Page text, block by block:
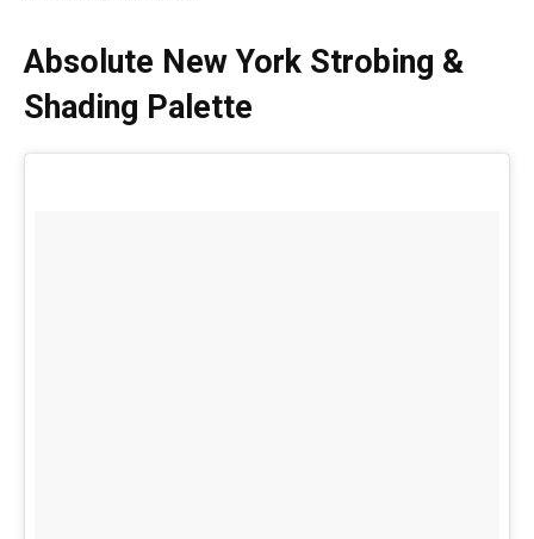
Absolute New York Strobing &
Shading Palette